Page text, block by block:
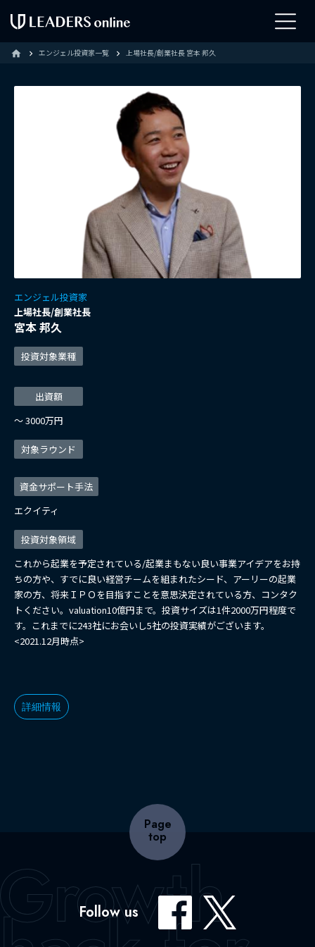
home エンジェル投資家一覧 上場社長/創業社長 宮本 邦久
エンジェル投資家
上場社長/創業社長
宮本 邦久
投資対象業種
出資額
〜 3000万円
対象ラウンド
資金サポート手法
エクイティ
投資対象領域
これから起業を予定されている/起業まもない良い事業アイデアをお持
ちの方や、すでに良い経営チームを組まれたシード、アーリーの起業
家の方、将来ＩＰＯを目指すことを意思決定されている方、コンタク
トください。valuation10億円まで。投資サイズは1件2000万円程度で
す。これまでに243社にお会いし5社の投資実績がございます。
<2021.12月時点>
詳細情報
Page
top
Follow us